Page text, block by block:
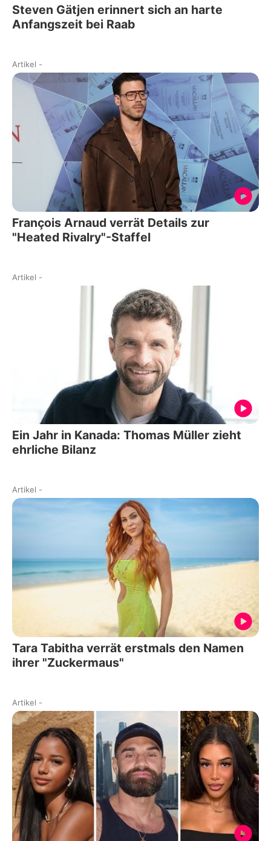
Steven Gätjen erinnert sich an harte
Anfangszeit bei Raab
Artikel -
François Arnaud verrät Details zur
"Heated Rivalry"-Staffel
Artikel -
Ein Jahr in Kanada: Thomas Müller zieht
ehrliche Bilanz
Artikel -
Tara Tabitha verrät erstmals den Namen
ihrer "Zuckermaus"
Artikel -